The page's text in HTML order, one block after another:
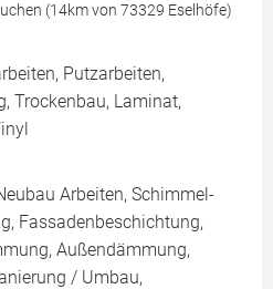
(14km von 73329 Eselhöfe)
Putzarbeiten,
Trockenbau, Laminat,
Arbeiten, Schimmel-
Fassadenbeschichtung,
Außendämmung,
/ Umbau,